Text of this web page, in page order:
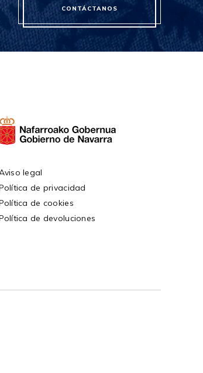
CONTÁCTANOS
legal
de privacidad
de cookies
de devoluciones